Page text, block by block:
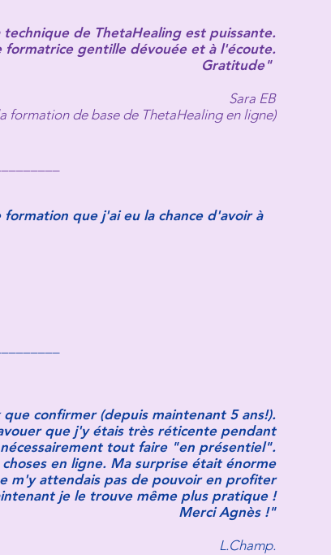
de ThetaHealing est puissante.
formatrice gentille dévouée et à l'écoute.
Gratitude" ️
Sara EB
formation de base de ThetaHealing en ligne)
que j'ai eu la chance d'avoir à
confirmer (depuis maintenant 5 ans!).
que j'y étais très réticente pendant
tout faire "en présentiel".
en ligne. Ma surprise était énorme
m'y attendais pas de pouvoir en profiter
je le trouve même plus pratique !
Merci Agnès !"
L.Champ.